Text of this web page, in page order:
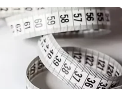
kê thì mức tiêu thụ điện
tuần đầu tháng Chín vừa
so với trước khi bắt đầu
hội từ giữa tháng Bảy, đồng
so với cùng kỳ năm 2020.
dịch COVID-19 bùng phát đã